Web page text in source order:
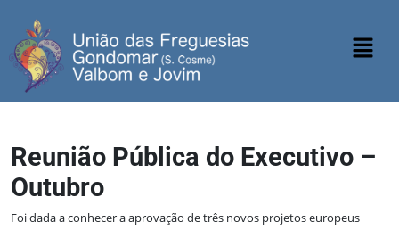
Reunião Pública do Executivo –
Outubro
Foi dada a conhecer a aprovação de três novos projetos europeus